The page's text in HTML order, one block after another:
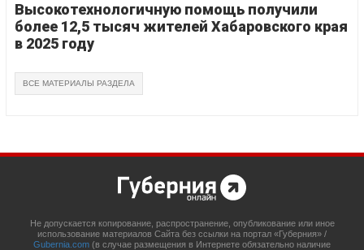
Высокотехнологичную помощь получили
более 12,5 тысяч жителей Хабаровского края
в 2025 году
ВСЕ МАТЕРИАЛЫ РАЗДЕЛА
Не допускается копирование, распространение, опубликование или иное
использование материалов Сайта без ссылки на портал «Губерния» /
Gubernia.com (в случае размещения в Интернете обязательно наличие